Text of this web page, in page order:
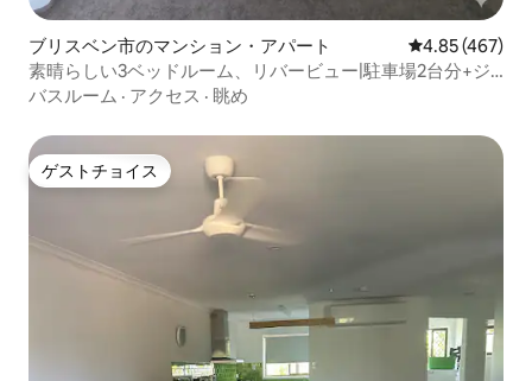
ブリスベン市のマンション・アパート レビュー467
4.85 (467)
素晴らしい3ベッドルーム、リバービュー|駐車場2台分+ジ
ム+スチーム
バスルーム · アクセス · 眺め
ゲストチョイス
ゲストチョイス